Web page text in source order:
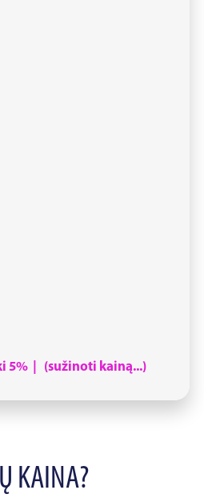
5% | (sužinoti kainą...)
KAINA?